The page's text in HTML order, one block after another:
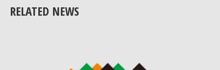
※平成19年度に「みどりの基金」を活用して植
RELATED NEWS